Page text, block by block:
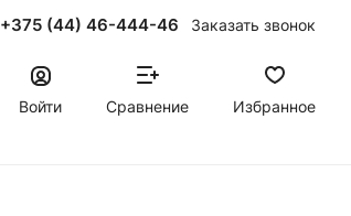
+375 (44) 46-444-46 Заказать звонок
Войти Сравнение Избранное